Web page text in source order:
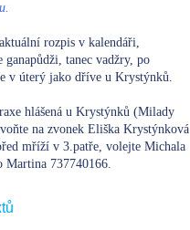
rozpis v kalendáři,
ganapůdži, tanec vadžry, po
v úterý jako dříve u Krystýnků.
hlášená u Krystýnků (Milady
na zvonek Eliška Krystýnková
mříží v 3.patře, volejte Michala
Martina 737740166.